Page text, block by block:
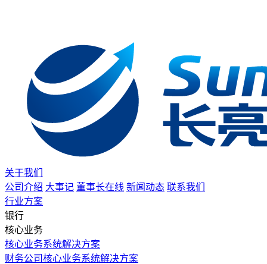
关于我们
公司介绍 大事记 董事长在线 新闻动态 联系我们
行业方案
银行
核心业务
核心业务系统解决方案
财务公司核心业务系统解决方案